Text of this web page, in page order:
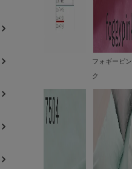
フォギーピン
ク